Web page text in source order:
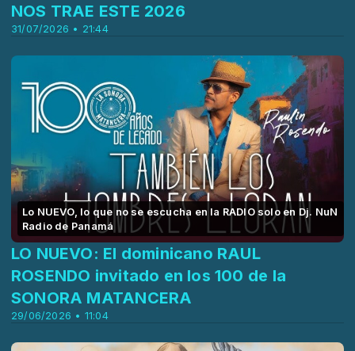
31/07/2026 • 21:44
NOS TRAE ESTE 2026
Lo NUEVO, lo que no se escucha en la RADIO solo en Dj. NuN
Radio de Panamá
29/06/2026 • 11:04
LO NUEVO: El dominicano RAUL
ROSENDO invitado en los 100 de la
SONORA MATANCERA